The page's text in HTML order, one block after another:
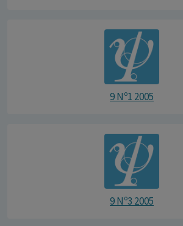
9 Nº1 2005
9 Nº3 2005